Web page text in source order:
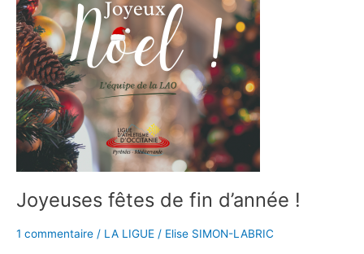
Joyeuses fêtes de fin d’année !
1 commentaire / LA LIGUE / Elise SIMON-LABRIC
d’année
!